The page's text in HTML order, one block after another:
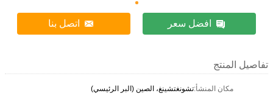
افضل سعر اتصل بنا
تفاصيل المنتج
مكان المنشأ:تشونغتشينغ، الصين (البر الرئيسي)